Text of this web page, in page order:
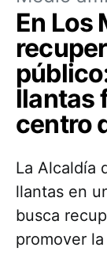
En Los
llantas
centro
La Alcaldía
llantas en
busca
promover